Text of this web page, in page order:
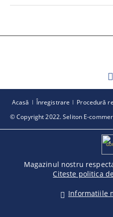
© Copyright 2022. Seliton E-
Acasă Înregistrare Procedură
Magazinul nostru
Citeste politica
Informatiile